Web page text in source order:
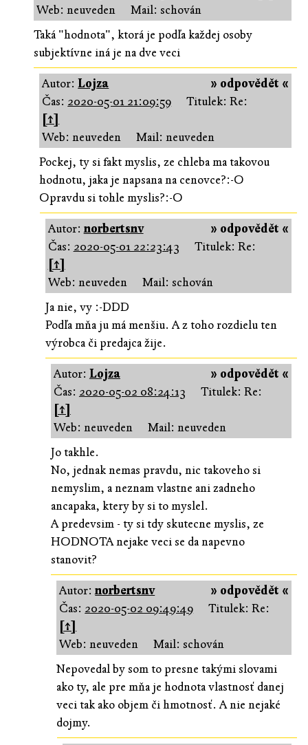
Web: neuveden
Mail: schován
Taká "hodnota", ktorá je podľa každej osoby
subjektívne iná je na dve veci
» odpovědět «
Autor:Lojza
Čas: 2020-05-01 21:09:59
Titulek: Re:
[↑]
Web: neuveden
Mail: neuveden
Pockej, ty si fakt myslis, ze chleba ma takovou
hodnotu, jaka je napsana na cenovce?:-O
Opravdu si tohle myslis?:-O
» odpovědět «
Autor:norbertsnv
Čas: 2020-05-01 22:23:43
Titulek: Re:
[↑]
Web: neuveden
Mail: schován
Ja nie, vy :-DDD
Podľa mňa ju má menšiu. A z toho rozdielu ten
výrobca či predajca žije.
» odpovědět «
Autor: Lojza
Čas: 2020-05-02 08:24:13
Titulek: Re:
[↑]
Web: neuveden
Mail: neuveden
Jo takhle.
No, jednak nemas pravdu, nic takoveho si
nemyslim, a neznam vlastne ani zadneho
ancapaka, ktery by si to myslel.
A predevsim - ty si tdy skutecne myslis, ze
HODNOTA nejake veci se da napevno
stanovit?
» odpovědět «
Autor:norbertsnv
Čas: 2020-05-02 09:49:49
Titulek: Re:
[↑]
Web: neuveden
Mail: schován
Nepovedal by som to presne takými slovami
ako ty, ale pre mňa je hodnota vlastnosť danej
veci tak ako objem či hmotnosť. A nie nejaké
dojmy.